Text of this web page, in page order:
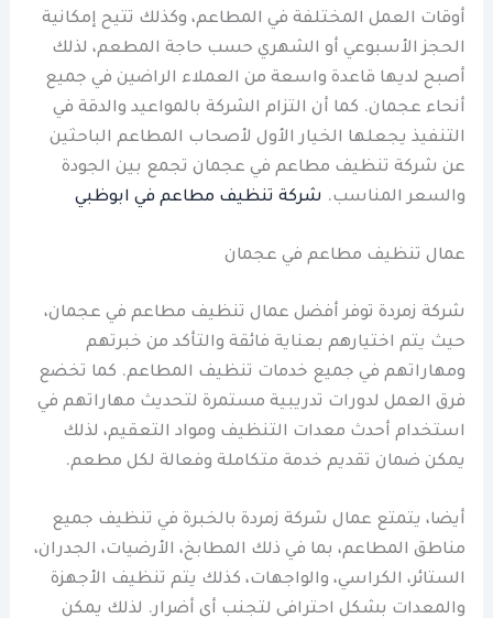
أوقات العمل المختلفة في المطاعم، وكذلك تتيح إمكانية
الحجز الأسبوعي أو الشهري حسب حاجة المطعم، لذلك
أصبح لديها قاعدة واسعة من العملاء الراضين في جميع
أنحاء عجمان. كما أن التزام الشركة بالمواعيد والدقة في
التنفيذ يجعلها الخيار الأول لأصحاب المطاعم الباحثين
عن شركة تنظيف مطاعم في عجمان تجمع بين الجودة
والسعر المناسب. شركة تنظيف مطاعم في ابوظبي
عمال تنظيف مطاعم في عجمان
شركة زمردة توفر أفضل عمال تنظيف مطاعم في عجمان،
حيث يتم اختيارهم بعناية فائقة والتأكد من خبرتهم
ومهاراتهم في جميع خدمات تنظيف المطاعم. كما تخضع
فرق العمل لدورات تدريبية مستمرة لتحديث مهاراتهم في
استخدام أحدث معدات التنظيف ومواد التعقيم، لذلك
يمكن ضمان تقديم خدمة متكاملة وفعالة لكل مطعم.
أيضا، يتمتع عمال شركة زمردة بالخبرة في تنظيف جميع
مناطق المطاعم، بما في ذلك المطابخ، الأرضيات، الجدران،
الستائر، الكراسي، والواجهات، كذلك يتم تنظيف الأجهزة
والمعدات بشكل احترافي لتجنب أي أضرار. لذلك يمكن